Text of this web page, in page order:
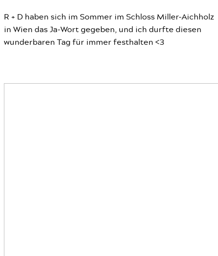
R + D haben sich im Sommer im Schloss Miller-Aichholz
in Wien das Ja-Wort gegeben, und ich durfte diesen
wunderbaren Tag für immer festhalten <3